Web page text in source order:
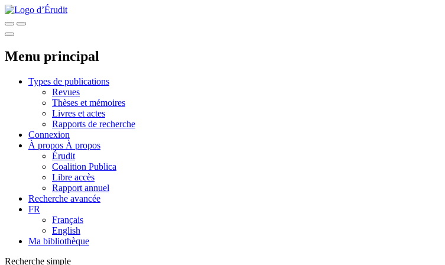
Menu principal
Types de publications
Revues
Thèses et mémoires
Livres et actes
Rapports de recherche
Connexion
À propos À propos
Érudit
Coalition Publica
Libre accès
Rapport annuel
Recherche avancée
FR
Français
English
Ma bibliothèque
Recherche simple